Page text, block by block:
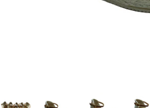
Cargar imagen 4 en la vista de galería
Cargar imagen 5 en la vista de
Cargar imagen 6